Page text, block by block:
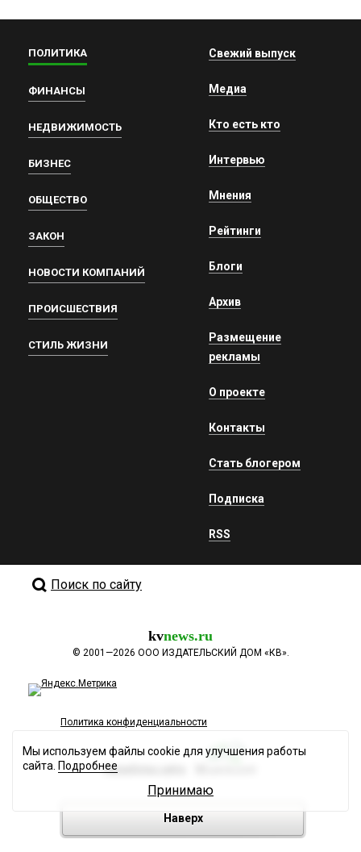
ПОЛИТИКА
ФИНАНСЫ
НЕДВИЖИМОСТЬ
БИЗНЕС
ОБЩЕСТВО
ЗАКОН
НОВОСТИ КОМПАНИЙ
ПРОИСШЕСТВИЯ
СТИЛЬ ЖИЗНИ
Свежий выпуск
Медиа
Кто есть кто
Интервью
Мнения
Рейтинги
Блоги
Архив
Размещение
рекламы
О проекте
Контакты
Стать блогером
Подписка
RSS
Поиск по сайту
kvnews.ru
© 2001—2026 ООО ИЗДАТЕЛЬСКИЙ ДОМ «КВ».
Политика конфиденциальности
Разработка сайта
Наверх
Мы используем файлы cookie для улучшения работы
сайта. Подробнее
Принимаю